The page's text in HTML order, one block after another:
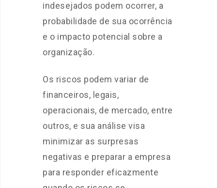
indesejados podem ocorrer, a
probabilidade de sua ocorrência
e o impacto potencial sobre a
organização.
Os riscos podem variar de
financeiros, legais,
operacionais, de mercado, entre
outros, e sua análise visa
minimizar as surpresas
negativas e preparar a empresa
para responder eficazmente